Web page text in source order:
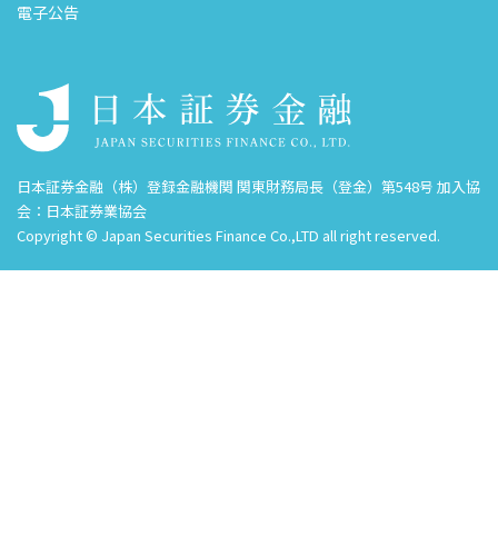
電子公告
日本証券金融（株）登録金融機関 関東財務局長（登金）第548号 加入協
会：日本証券業協会
Copyright © Japan Securities Finance Co.,LTD all right reserved.